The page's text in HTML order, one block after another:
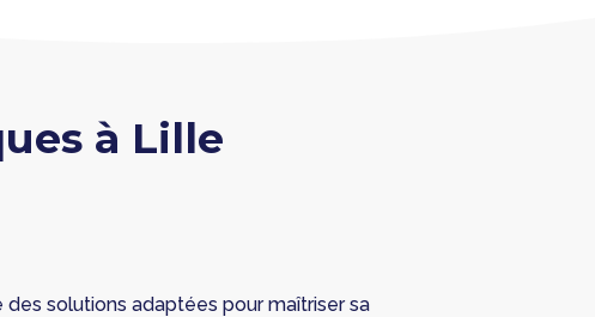
à Lille
solutions adaptées pour maîtriser sa